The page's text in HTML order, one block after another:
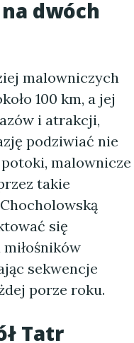
dwóch
malowniczych
100 km, a jej
i atrakcji,
podziwiać nie
malownicze
takie
się
sekwencje
porze roku.
Tatr